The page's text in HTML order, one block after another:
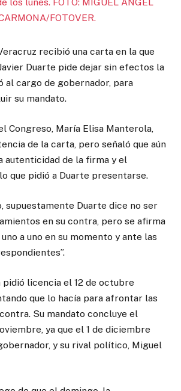
recibió una carta en la que
Duarte pide dejar sin efectos la
al cargo de gobernador, para
su mandato.
Congreso, María Elisa Manterola,
de la carta, pero señaló que aún
autenticidad de la firma y el
que pidió a Duarte presentarse.
supuestamente Duarte dice no ser
en su contra, pero se afirma
a uno en su momento y ante las
pidió licencia el 12 de octubre
que lo hacía para afrontar las
Su mandato concluye el
ya que el 1 de diciembre
y su rival político, Miguel